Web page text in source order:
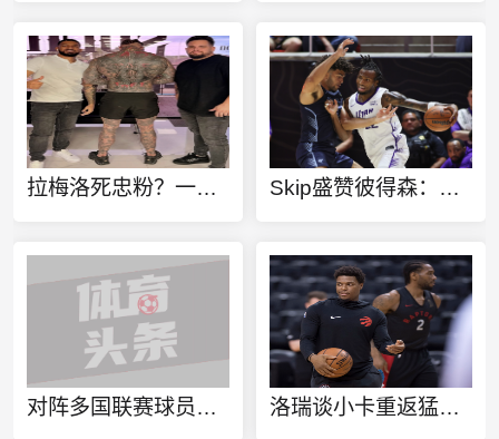
拉梅洛死忠粉？一球迷100%还原拉梅洛·鲍尔的满背纹身 Skip盛赞彼得森：选秀前我就说了 他会是本届最强球员
对阵多国联赛球员！徐杰和张博源相约美国高质量野球局 洛瑞谈小卡重返猛龙：球队想再夺一个冠军 这一切都将从小卡开始